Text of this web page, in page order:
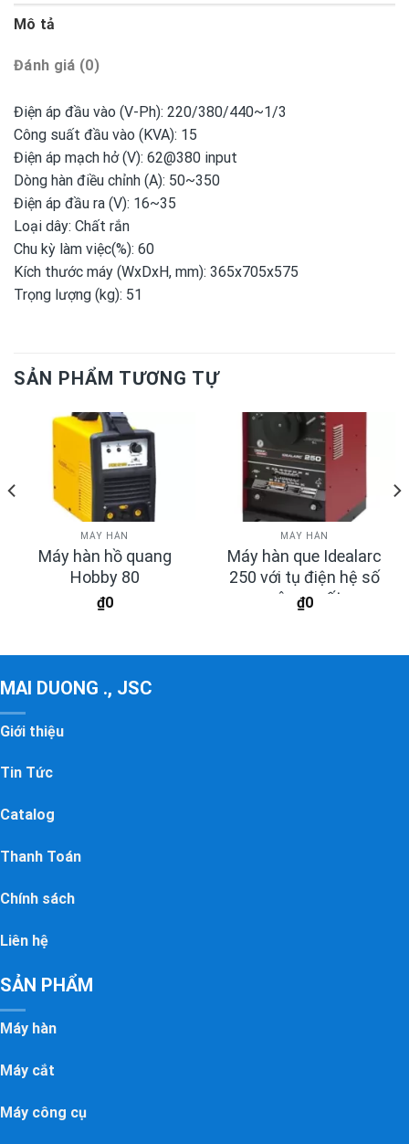
Mô tả
Đánh giá (0)
Điện áp đầu vào (V-Ph): 220/380/440~1/3
Công suất đầu vào (KVA): 15
Điện áp mạch hở (V): 62@380 input
Dòng hàn điều chỉnh (A): 50~350
Điện áp đầu ra (V): 16~35
Loại dây: Chất rắn
Chu kỳ làm việc(%): 60
Kích thước máy (WxDxH, mm): 365x705x575
Trọng lượng (kg): 51
SẢN PHẨM TƯƠNG TỰ
MÁY HÀN
Máy hàn hồ quang
Hobby 80
₫0
MÁY HÀN
Máy hàn que Idealarc
250 với tụ điện hệ số
công suất
₫0
MAI DUONG ., JSC
Giới thiệu
Tin Tức
Catalog
Thanh Toán
Chính sách
Liên hệ
SẢN PHẨM
Máy hàn
Máy cắt
Máy công cụ